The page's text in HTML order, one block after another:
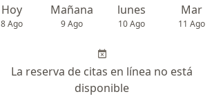
Hoy
8 Ago
Mañana
9 Ago
lunes
10 Ago
Mar
11 Ago
La reserva de citas en línea no está
disponible